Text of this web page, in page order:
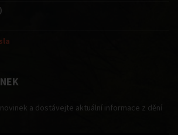
a dostávejte aktuální informace z dění